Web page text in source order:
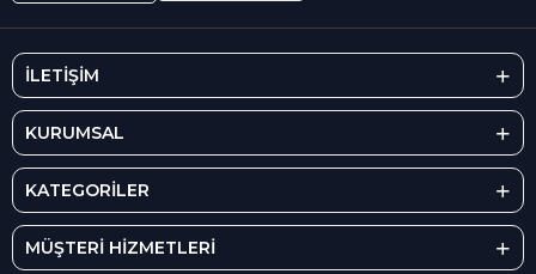
İLETİŞİM
KURUMSAL
KATEGORİLER
MÜŞTERİ HİZMETLERİ